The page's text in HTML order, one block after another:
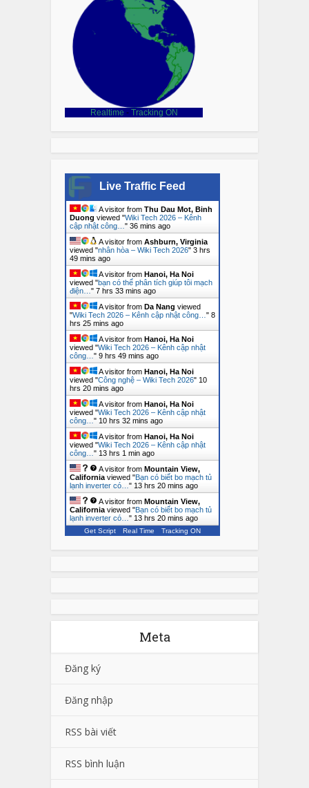
Realtime - Tracking ON
Live Traffic Feed
A visitor from Thu Dau Mot, Binh
Duong viewed "Wiki Tech 2026 – Kênh
cập nhật công… " 36 mins ago
A visitor from Ashburn, Virginia
viewed "nhân hòa – Wiki Tech 2026" 3 hrs
49 mins ago
A visitor from Hanoi, Ha Noi
viewed "bạn có thể phân tích giúp tôi mạch
điện… " 7 hrs 33 mins ago
A visitor from Da Nang viewed
"Wiki Tech 2026 – Kênh cập nhật công… " 8
hrs 25 mins ago
A visitor from Hanoi, Ha Noi
viewed "Wiki Tech 2026 – Kênh cập nhật
công… " 9 hrs 50 mins ago
A visitor from Hanoi, Ha Noi
viewed "Công nghệ – Wiki Tech 2026" 10
hrs 20 mins ago
A visitor from Hanoi, Ha Noi
viewed "Wiki Tech 2026 – Kênh cập nhật
công… " 10 hrs 32 mins ago
A visitor from Hanoi, Ha Noi
viewed "Wiki Tech 2026 – Kênh cập nhật
công… " 13 hrs 1 min ago
A visitor from Mountain View,
California viewed "Bạn có biết bo mạch tủ
lạnh inverter có… " 13 hrs 20 mins ago
A visitor from Mountain View,
California viewed "Bạn có biết bo mạch tủ
lạnh inverter có… " 13 hrs 20 mins ago
Get Script Real Time Tracking ON
Meta
Đăng ký
Đăng nhập
RSS bài viết
RSS bình luận